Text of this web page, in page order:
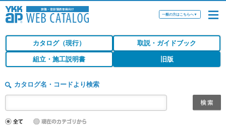
一般の方はこちらへ▼
カタログ（現行） 取説・ガイドブック
組立・施工説明書 旧版
カタログ名・コードより検索